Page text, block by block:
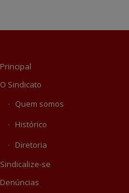
Principal
O Sindicato
Quem somos
Histórico
Diretoria
Sindicalize-se
Denúncias